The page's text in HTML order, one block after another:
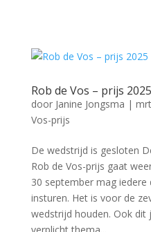
Rob de Vos – prijs 2025
door Janine Jongsma |
Vos-prijs
De wedstrijd is gesloten
Rob de Vos-prijs gaat
30 september mag
insturen. Het is voor de
wedstrijd houden. Ook dit